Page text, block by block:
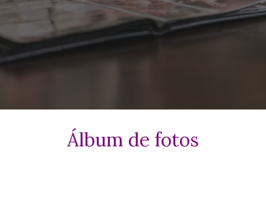
Álbum de fotos